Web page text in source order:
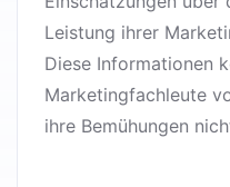
Leistung ihrer
Diese Informationen
Marketingfachleute
ihre Bemühungen